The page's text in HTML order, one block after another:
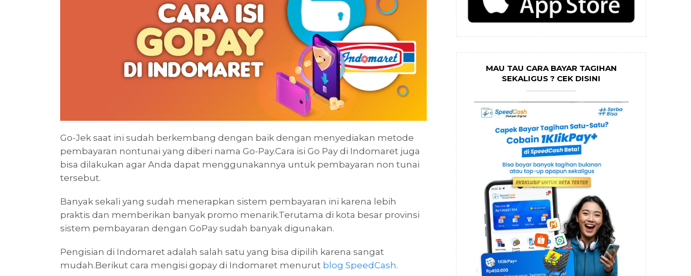
Go-Jek saat ini sudah berkembang dengan baik dengan menyediakan metode
pembayaran nontunai yang diberi nama Go-Pay.Cara isi Go Pay di Indomaret juga
bisa dilakukan agar Anda dapat menggunakannya untuk pembayaran non tunai
tersebut.
Banyak sekali yang sudah menerapkan sistem pembayaran ini karena lebih
praktis dan memberikan banyak promo menarik.Terutama di kota besar provinsi
sistem pembayaran dengan GoPay sudah banyak digunakan.
Pengisian di Indomaret adalah salah satu yang bisa dipilih karena sangat
mudah.Berikut cara mengisi gopay di Indomaret menurut blog SpeedCash.
MAU TAU CARA BAYAR TAGIHAN
SEKALIGUS ? CEK DISINI